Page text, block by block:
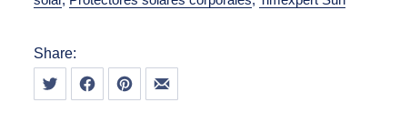
Share:
Tweet Share on Facebook
Share on Pinterest
Share by Email